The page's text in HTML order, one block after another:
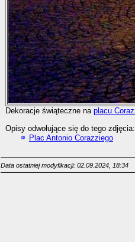
Dekoracje świąteczne na placu
Opisy odwołujące się do tego zdjęcia:
Plac Antonio Corazziego
Data ostatniej modyfikacji: 02.09.2024, 18:34